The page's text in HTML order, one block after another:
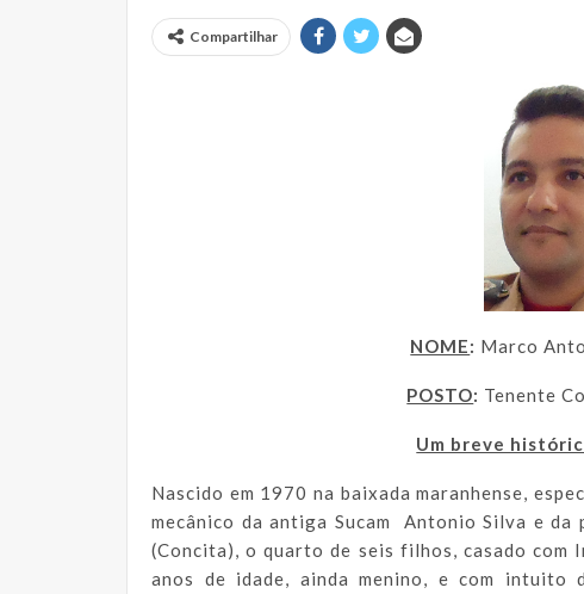
Compartilhar
NOME: Marco
POSTO: Tenente
Um breve
Nascido em 1970 na baixada maranhense,
mecânico da antiga Sucam Antonio Silva e
(Concita), o quarto de seis filhos, casado com
anos de idade, ainda menino, e com